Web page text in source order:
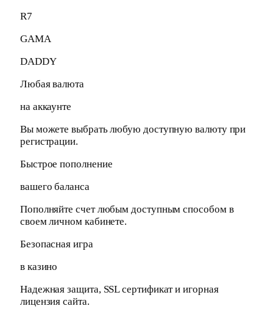
R7
GAMA
DADDY
Любая валюта
на аккаунте
Вы можете выбрать любую доступную валюту при
регистрации.
Быстрое пополнение
вашего баланса
Пополняйте счет любым доступным способом в
своем личном кабинете.
Безопасная игра
в казино
Надежная защита, SSL сертификат и игорная
лицензия сайта.